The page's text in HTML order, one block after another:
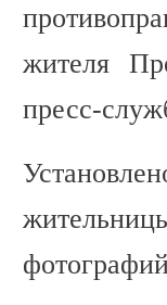
жителя
пресс-